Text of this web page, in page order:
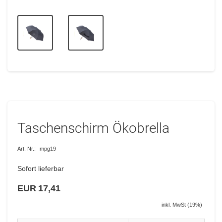
Taschenschirm Ökobrella
Art. Nr.: mpg19
Sofort lieferbar
EUR 17,41
inkl. MwSt (19%)